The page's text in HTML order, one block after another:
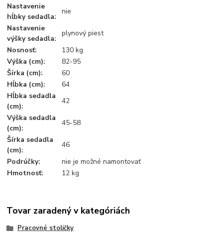
Nastavenie
hĺbky sedadla:
nie
Nastavenie
výšky sedadla:
plynový piest
Nosnosť:
130 kg
Výška (cm):
82-95
Šírka (cm):
60
Hĺbka (cm):
64
Hĺbka sedadla
(cm):
42
Výška sedadla
(cm):
45-58
Šírka sedadla
(cm):
46
Podrúčky:
nie je možné namontovať
Hmotnosť:
12 kg
Tovar zaradený v kategóriách
Pracovné stoličky